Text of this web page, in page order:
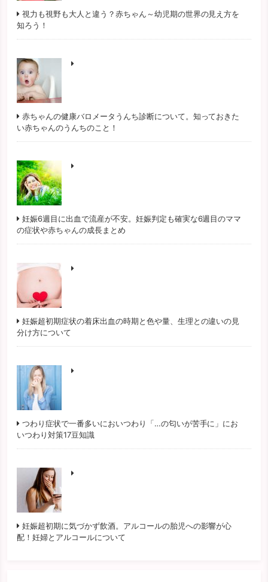
視力も視野も大人と違う？赤ちゃん～幼児期の世界の見え方を
知ろう！
赤ちゃんの健康バロメータうんち診断について。知っておきた
い赤ちゃんのうんちのこと！
妊娠6週目に出血で流産が不安。妊娠判定も確実な6週目のママ
の症状や赤ちゃんの成長まとめ
妊娠超初期症状の着床出血の時期と色や量、生理との違いの見
分け方について
つわり症状で一番多いにおいつわり「…の匂いが苦手に」にお
いつわり対策17豆知識
妊娠超初期に気づかず飲酒。アルコールの胎児への影響が心
配！妊婦とアルコールについて